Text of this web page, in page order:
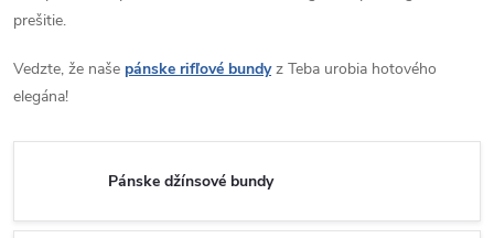
prešitie.
Vedzte, že naše pánske rifľové bundyz Teba urobia hotového
elegána!
Pánske džínsové bundy